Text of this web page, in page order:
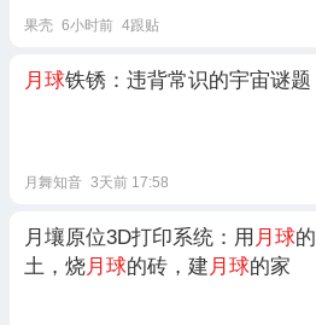
果壳 6小时前 4跟贴
月球铁锈：违背常识的宇宙谜题
月舞知音 3天前 17:58
月壤原位3D打印系统：用 月球的
土，烧月球的砖，建 月球的家